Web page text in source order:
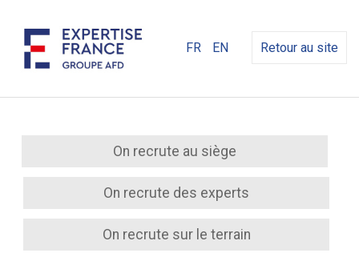
FR EN Retour au site
On recrute au siège
On recrute des experts
On recrute sur le terrain